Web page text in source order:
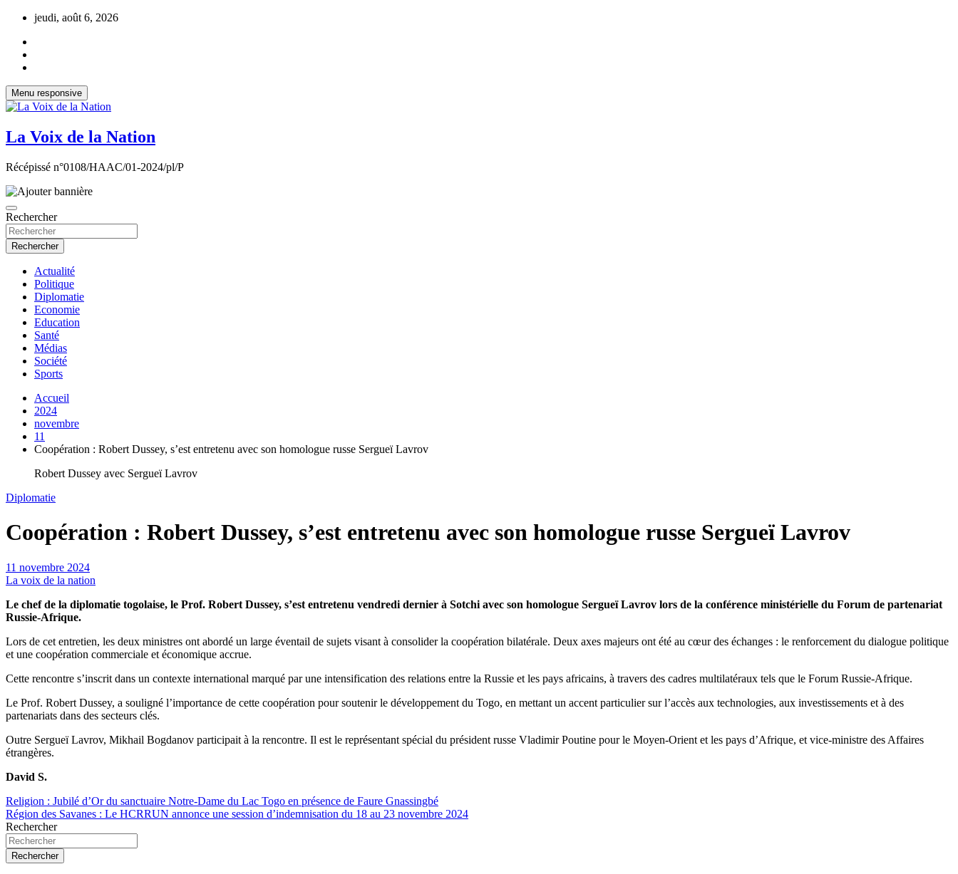
Aller
contenu
jeudi, août 6, 2026
Menu responsive
La Voix de la Nation
Récépissé n°0108/HAAC/01-2024/pl/P
Rechercher
Rechercher
Actualité
Politique
Diplomatie
Economie
Education
Santé
Médias
Société
Sports
Accueil
2024
novembre
11
Coopération : Robert Dussey, s’est entretenu avec son homologue russe Sergueï Lavrov
Robert Dussey avec Sergueï Lavrov
Diplomatie
Coopération : Robert Dussey, s’est entretenu avec son homologue russe Sergueï Lavrov
11 novembre 2024
La voix de la nation
Le chef de la diplomatie togolaise, le Prof. Robert Dussey, s’est entretenu vendredi dernier à Sotchi avec son homologue Sergueï Lavrov lors de la conférence ministérielle du Forum de partenariat
Russie-Afrique.
Lors de cet entretien, les deux ministres ont abordé un large éventail de sujets visant à consolider la coopération bilatérale. Deux axes majeurs ont été au cœur des échanges : le renforcement du dialogue politique
et une coopération commerciale et économique accrue.
Cette rencontre s’inscrit dans un contexte international marqué par une intensification des relations entre la Russie et les pays africains, à travers des cadres multilatéraux tels que le Forum Russie-Afrique.
Le Prof. Robert Dussey, a souligné l’importance de cette coopération pour soutenir le développement du Togo, en mettant un accent particulier sur l’accès aux technologies, aux investissements et à des
partenariats dans des secteurs clés.
Outre Sergueï Lavrov, Mikhail Bogdanov participait à la rencontre. Il est le représentant spécial du président russe Vladimir Poutine pour le Moyen-Orient et les pays d’Afrique, et vice-ministre des Affaires
étrangères.
David S.
Navigation
de
l’article
Religion : Jubilé d’Or du sanctuaire Notre-Dame du Lac Togo en présence de Faure Gnassingbé
Région des Savanes : Le HCRRUN annonce une session d’indemnisation du 18 au 23 novembre 2024
Rechercher
Rechercher